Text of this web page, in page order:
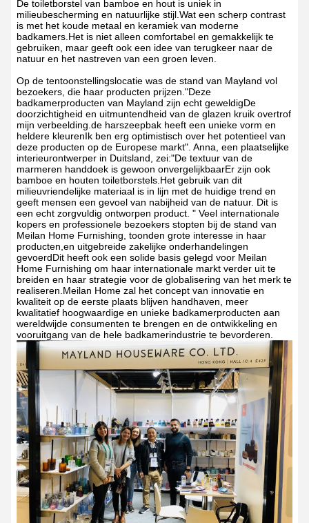
De toiletborstel van bamboe en hout is uniek in
milieubescherming en natuurlijke stijl.Wat een scherp contrast
is met het koude metaal en keramiek van moderne
badkamers.Het is niet alleen comfortabel en gemakkelijk te
gebruiken, maar geeft ook een idee van terugkeer naar de
natuur en het nastreven van een groen leven.
Op de tentoonstellingslocatie was de stand van Mayland vol
bezoekers, die haar producten prijzen."Deze
badkamerproducten van Mayland zijn echt geweldigDe
doorzichtigheid en uitmuntendheid van de glazen kruik overtrof
mijn verbeelding.de harszeepbak heeft een unieke vorm en
heldere kleurenIk ben erg optimistisch over het potentieel van
deze producten op de Europese markt". Anna, een plaatselijke
interieurontwerper in Duitsland, zei:"De textuur van de
marmeren handdoek is gewoon onvergelijkbaarEr zijn ook
bamboe en houten toiletborstels.Het gebruik van dit
milieuvriendelijke materiaal is in lijn met de huidige trend en
geeft mensen een gevoel van nabijheid van de natuur. Dit is
een echt zorgvuldig ontworpen product. " Veel internationale
kopers en professionele bezoekers stopten bij de stand van
Meilan Home Furnishing, toonden grote interesse in haar
producten,en uitgebreide zakelijke onderhandelingen
gevoerdDit heeft ook een solide basis gelegd voor Meilan
Home Furnishing om haar internationale markt verder uit te
breiden en haar strategie voor de globalisering van het merk te
realiseren.Meilan Home zal het concept van innovatie en
kwaliteit op de eerste plaats blijven handhaven, meer
kwalitatief hoogwaardige en unieke badkamerproducten aan
wereldwijde consumenten te brengen en de ontwikkeling en
vooruitgang van de hele badkamerindustrie te bevorderen.